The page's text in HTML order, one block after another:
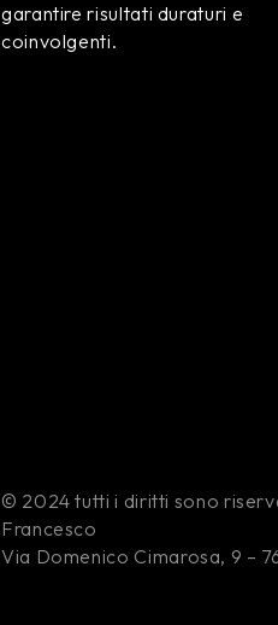
garantire risultati duraturi e
coinvolgenti.
© 2024 tutti i diritti sono
Francesco
Via Domenico Cimarosa, 9 –